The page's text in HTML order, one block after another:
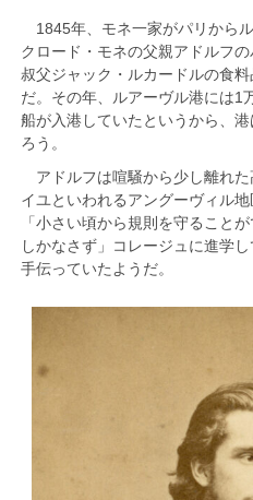
1845年、モネ一家がパリから
クロード・モネの父親アドルフ
叔父ジャック・ルカードルの食
だ。その年、ルアーヴル港には1
船が入港していたというから、
ろう。
アドルフは喧騒から少し離れ
イユといわれるアングーヴィル
「小さい頃から規則を守ること
しかなさず」コレージュに進学
手伝っていたようだ。